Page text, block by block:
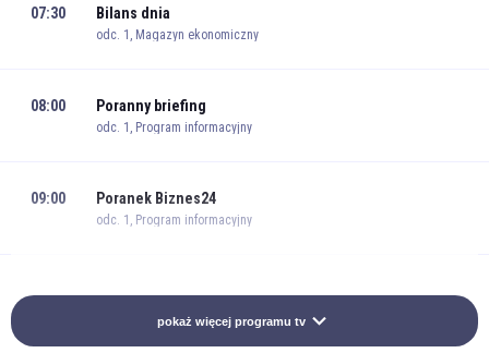
07:30 Bilans dnia
odc. 1, Magazyn ekonomiczny
08:00 Poranny briefing
odc. 1, Program informacyjny
09:00 Poranek Biznes24
odc. 1, Program informacyjny
pokaż więcej programu tv